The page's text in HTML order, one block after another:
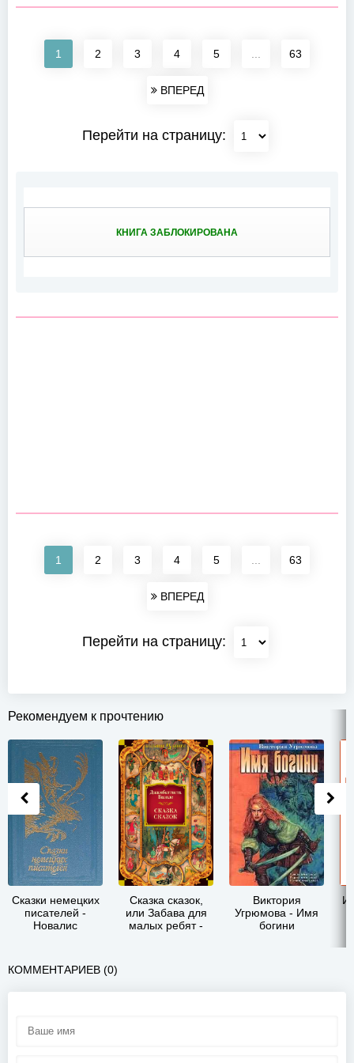
1 2 3 4 5 63
ВПЕРЕД
Перейти на страницу:
КНИГА ЗАБЛОКИРОВАНА
1 2 3 4 5 63
ВПЕРЕД
Перейти на страницу:
Рекомендуем к прочтению
Сказки немецких
писателей -
Новалис
Сказка сказок,
или Забава для
малых ребят -
Виктория
Угрюмова - Имя
богини
КОММЕНТАРИЕВ (0)